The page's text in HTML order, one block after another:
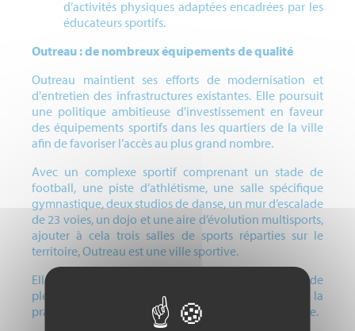
d’activités physiques adaptées encadrées par les
éducateurs sportifs.
Outreau : de nombreux équipements de qualité
Outreau maintient ses efforts de modernisation et
d'entretien des infrastructures existantes. Elle poursuit
une politique ambitieuse d'investissement en faveur
des équipements sportifs dans les quartiers de la ville
afin de favoriser l’accès au plus grand nombre.
Avec un complexe sportif comprenant un stade de
football, une piste d’athlétisme, une salle spécifique
gymnastique, deux studios de danse, un mur d’escalade
de 23 voies, un dojo et une aire d’évolution multisports,
ajouter à cela trois salles de sports réparties sur le
territoire, Outreau est une ville sportive.
Elle développe également de nouvelles pratiques de
plein air en créant des espaces naturels dédiés à la
pratique libre en promouvant l’éco mobilité citoyenne.